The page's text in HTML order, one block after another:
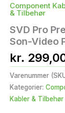
Component
& Tilbehør
SVD Pro
Son-Video
kr.
Varenummer
Kategorier:
Kabler & Tilbehør